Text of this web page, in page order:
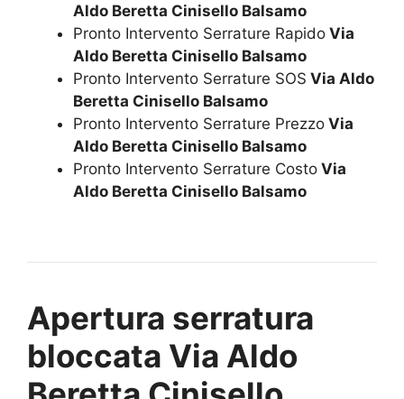
Aldo Beretta Cinisello Balsamo
Pronto Intervento Serrature Rapido Via
Aldo Beretta Cinisello Balsamo
Pronto Intervento Serrature SOS Via Aldo
Beretta Cinisello Balsamo
Pronto Intervento Serrature Prezzo Via
Aldo Beretta Cinisello Balsamo
Pronto Intervento Serrature Costo Via
Aldo Beretta Cinisello Balsamo
Apertura serratura
bloccata Via Aldo